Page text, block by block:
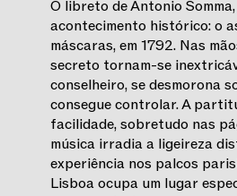
O libreto de Antonio
acontecimento histórico: o
máscaras, em 1792. Nas
secreto tornam-se
conselheiro, se desmorona
consegue controlar. A
facilidade, sobretudo nas
música irradia a ligeireza
experiência nos palcos
Lisboa ocupa um lugar